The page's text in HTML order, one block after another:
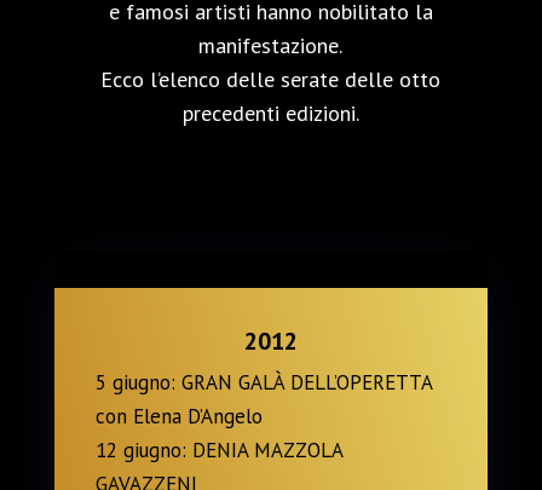
e famosi artisti hanno nobilitato la
manifestazione.
Ecco l’elenco delle serate delle otto
precedenti edizioni.
2012
5 giugno: GRAN GALÀ DELL’OPERETTA
con Elena D’Angelo
12 giugno: DENIA MAZZOLA
GAVAZZENI